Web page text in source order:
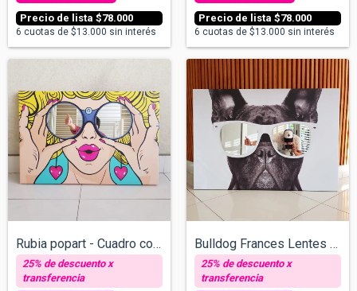
$78.000
6 cuotas de $13.000 sin interés
$78.000
6 cuotas de $13.000 sin interés
Rubia popart - Cuadro con espejos - v/ta... Bulldog Frances Lentes blancos - Cuadro...